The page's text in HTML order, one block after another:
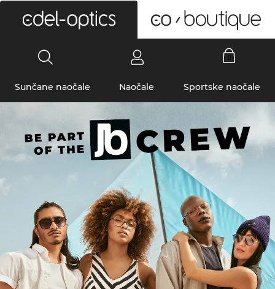
Sunčane naočale Naočale Sportske naočale